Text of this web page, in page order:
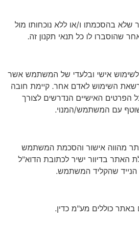
שלא בהסכמתו ו/או ללא נוכחותו מול
שהוסברו לו כל תנאי תקנון זה.
לשימוש אישי ובלעדי של המשתמש אשר
השימוש לאדם אחר. קיימת חובה
הפרטים האישיים הנדרשים לצורך
עם המשתמש/המנוי.
באתר מהווה אישור והסכמת המשתמש
האתר בדיוור ישיר לכתובת הדוא"ל
הנייד שהקליד המשתמש.